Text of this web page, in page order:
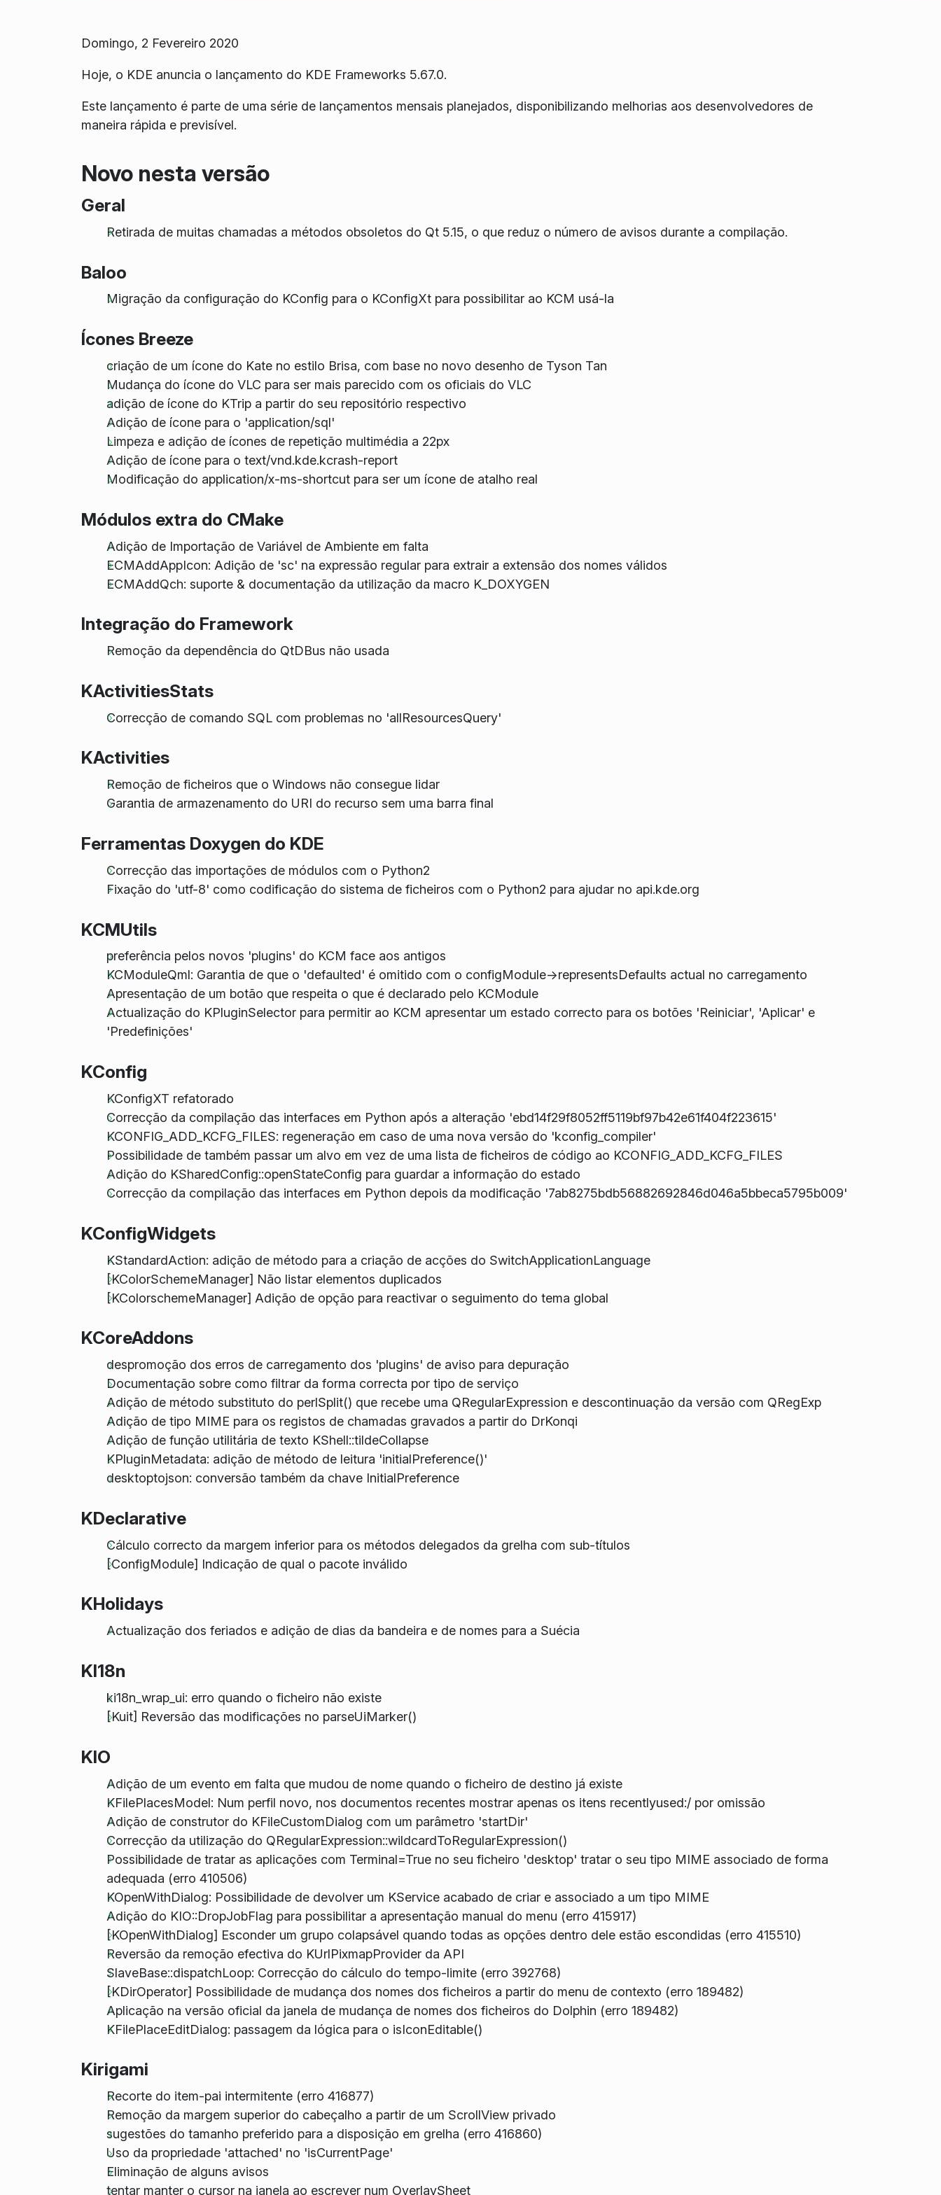
Domingo, 2 Fevereiro 2020
Hoje, o KDE anuncia o lançamento do KDE Frameworks 5.67.0.
Este lançamento é parte de uma série de lançamentos mensais planejados, disponibilizando melhorias aos desenvolvedores de
maneira rápida e previsível.
Novo nesta versão
Geral
Retirada de muitas chamadas a métodos obsoletos do Qt 5.15, o que reduz o número de avisos durante a compilação.
Baloo
Migração da configuração do KConfig para o KConfigXt para possibilitar ao KCM usá-la
Ícones Breeze
criação de um ícone do Kate no estilo Brisa, com base no novo desenho de Tyson Tan
Mudança do ícone do VLC para ser mais parecido com os oficiais do VLC
adição de ícone do KTrip a partir do seu repositório respectivo
Adição de ícone para o 'application/sql'
Limpeza e adição de ícones de repetição multimédia a 22px
Adição de ícone para o text/vnd.kde.kcrash-report
Modificação do application/x-ms-shortcut para ser um ícone de atalho real
Módulos extra do CMake
Adição de Importação de Variável de Ambiente em falta
ECMAddAppIcon: Adição de 'sc' na expressão regular para extrair a extensão dos nomes válidos
ECMAddQch: suporte & documentação da utilização da macro K_DOXYGEN
Integração do Framework
Remoção da dependência do QtDBus não usada
KActivitiesStats
Correcção de comando SQL com problemas no 'allResourcesQuery'
KActivities
Remoção de ficheiros que o Windows não consegue lidar
Garantia de armazenamento do URI do recurso sem uma barra final
Ferramentas Doxygen do KDE
Correcção das importações de módulos com o Python2
Fixação do 'utf-8' como codificação do sistema de ficheiros com o Python2 para ajudar no api.kde.org
KCMUtils
preferência pelos novos 'plugins' do KCM face aos antigos
KCModuleQml: Garantia de que o 'defaulted' é omitido com o configModule->representsDefaults actual no carregamento
Apresentação de um botão que respeita o que é declarado pelo KCModule
Actualização do KPluginSelector para permitir ao KCM apresentar um estado correcto para os botões 'Reiniciar', 'Aplicar' e
'Predefinições'
KConfig
KConfigXT refatorado
Correcção da compilação das interfaces em Python após a alteração 'ebd14f29f8052ff5119bf97b42e61f404f223615'
KCONFIG_ADD_KCFG_FILES: regeneração em caso de uma nova versão do 'kconfig_compiler'
Possibilidade de também passar um alvo em vez de uma lista de ficheiros de código ao KCONFIG_ADD_KCFG_FILES
Adição do KSharedConfig::openStateConfig para guardar a informação do estado
Correcção da compilação das interfaces em Python depois da modificação '7ab8275bdb56882692846d046a5bbeca5795b009'
KConfigWidgets
KStandardAction: adição de método para a criação de acções do SwitchApplicationLanguage
[KColorSchemeManager] Não listar elementos duplicados
[KColorschemeManager] Adição de opção para reactivar o seguimento do tema global
KCoreAddons
despromoção dos erros de carregamento dos 'plugins' de aviso para depuração
Documentação sobre como filtrar da forma correcta por tipo de serviço
Adição de método substituto do perlSplit() que recebe uma QRegularExpression e descontinuação da versão com QRegExp
Adição de tipo MIME para os registos de chamadas gravados a partir do DrKonqi
Adição de função utilitária de texto KShell::tildeCollapse
KPluginMetadata: adição de método de leitura 'initialPreference()'
desktoptojson: conversão também da chave InitialPreference
KDeclarative
Cálculo correcto da margem inferior para os métodos delegados da grelha com sub-títulos
[ConfigModule] Indicação de qual o pacote inválido
KHolidays
Actualização dos feriados e adição de dias da bandeira e de nomes para a Suécia
KI18n
ki18n_wrap_ui: erro quando o ficheiro não existe
[Kuit] Reversão das modificações no parseUiMarker()
KIO
Adição de um evento em falta que mudou de nome quando o ficheiro de destino já existe
KFilePlacesModel: Num perfil novo, nos documentos recentes mostrar apenas os itens recentlyused:/ por omissão
Adição de construtor do KFileCustomDialog com um parâmetro 'startDir'
Correcção da utilização do QRegularExpression::wildcardToRegularExpression()
Possibilidade de tratar as aplicações com Terminal=True no seu ficheiro 'desktop' tratar o seu tipo MIME associado de forma
adequada (erro 410506)
KOpenWithDialog: Possibilidade de devolver um KService acabado de criar e associado a um tipo MIME
Adição do KIO::DropJobFlag para possibilitar a apresentação manual do menu (erro 415917)
[KOpenWithDialog] Esconder um grupo colapsável quando todas as opções dentro dele estão escondidas (erro 415510)
Reversão da remoção efectiva do KUrlPixmapProvider da API
SlaveBase::dispatchLoop: Correcção do cálculo do tempo-limite (erro 392768)
[KDirOperator] Possibilidade de mudança dos nomes dos ficheiros a partir do menu de contexto (erro 189482)
Aplicação na versão oficial da janela de mudança de nomes dos ficheiros do Dolphin (erro 189482)
KFilePlaceEditDialog: passagem da lógica para o isIconEditable()
Kirigami
Recorte do item-pai intermitente (erro 416877)
Remoção da margem superior do cabeçalho a partir de um ScrollView privado
sugestões do tamanho preferido para a disposição em grelha (erro 416860)
Uso da propriedade 'attached' no 'isCurrentPage'
Eliminação de alguns avisos
tentar manter o cursor na janela ao escrever num OverlaySheet